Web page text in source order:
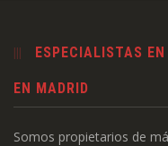
ESPECIALISTAS
EN MADRID
Somos propietarios de